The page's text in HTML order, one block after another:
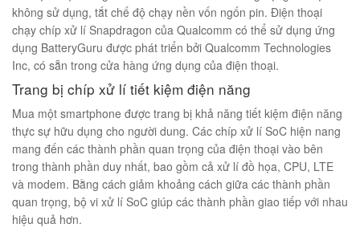
không sử dụng, tắt chế độ chạy nền vốn ngốn pin. Điện thoại
chạy chíp xử lí Snapdragon của Qualcomm có thể sử dụng ứng
dụng BatteryGuru được phát triển bởi Qualcomm Technologies
Inc, có sẵn trong cửa hàng ứng dụng của điện thoại.
Trang bị chíp xử lí tiết kiệm điện năng
Mua một smartphone được trang bị khả năng tiết kiệm điện năng
thực sự hữu dụng cho người dung. Các chíp xử lí SoC hiện nang
mang đến các thành phần quan trọng của điện thoại vào bên
trong thành phần duy nhất, bao gồm cả xử lí đồ họa, CPU, LTE
và modem. Bằng cách giảm khoảng cách giữa các thành phần
quan trọng, bộ vi xử lí SoC giúp các thành phần giao tiếp với nhau
hiệu quả hơn.